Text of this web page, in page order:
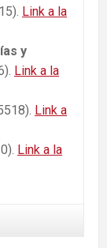
Link a la
y
Link a la
Link a
Link a la